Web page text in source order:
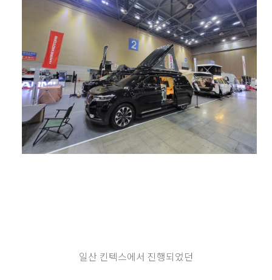
일산 킨텍스에서 진행되었던